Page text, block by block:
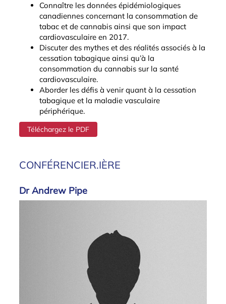
CONFÉRENCIER.IÈRE
Dr Andrew Pipe
Connaître les données épidémiologiques
canadiennes concernant la consommation de
tabac et de cannabis ainsi que son impact
cardiovasculaire en 2017.
Discuter des mythes et des réalités associés à la
cessation tabagique ainsi qu’à la
consommation du cannabis sur la santé
cardiovasculaire.
Aborder les défis à venir quant à la cessation
tabagique et la maladie vasculaire
périphérique.
Téléchargez le PDF